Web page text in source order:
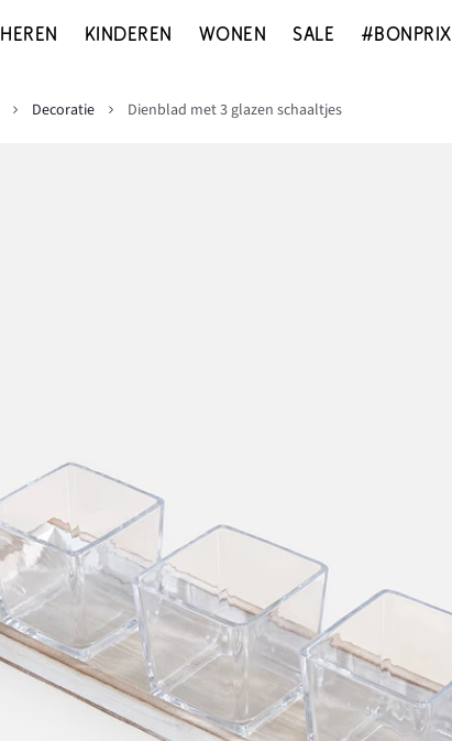
HEREN KINDEREN WONEN SALE #BONPRIX
Decoratie Dienblad met 3 glazen schaaltjes